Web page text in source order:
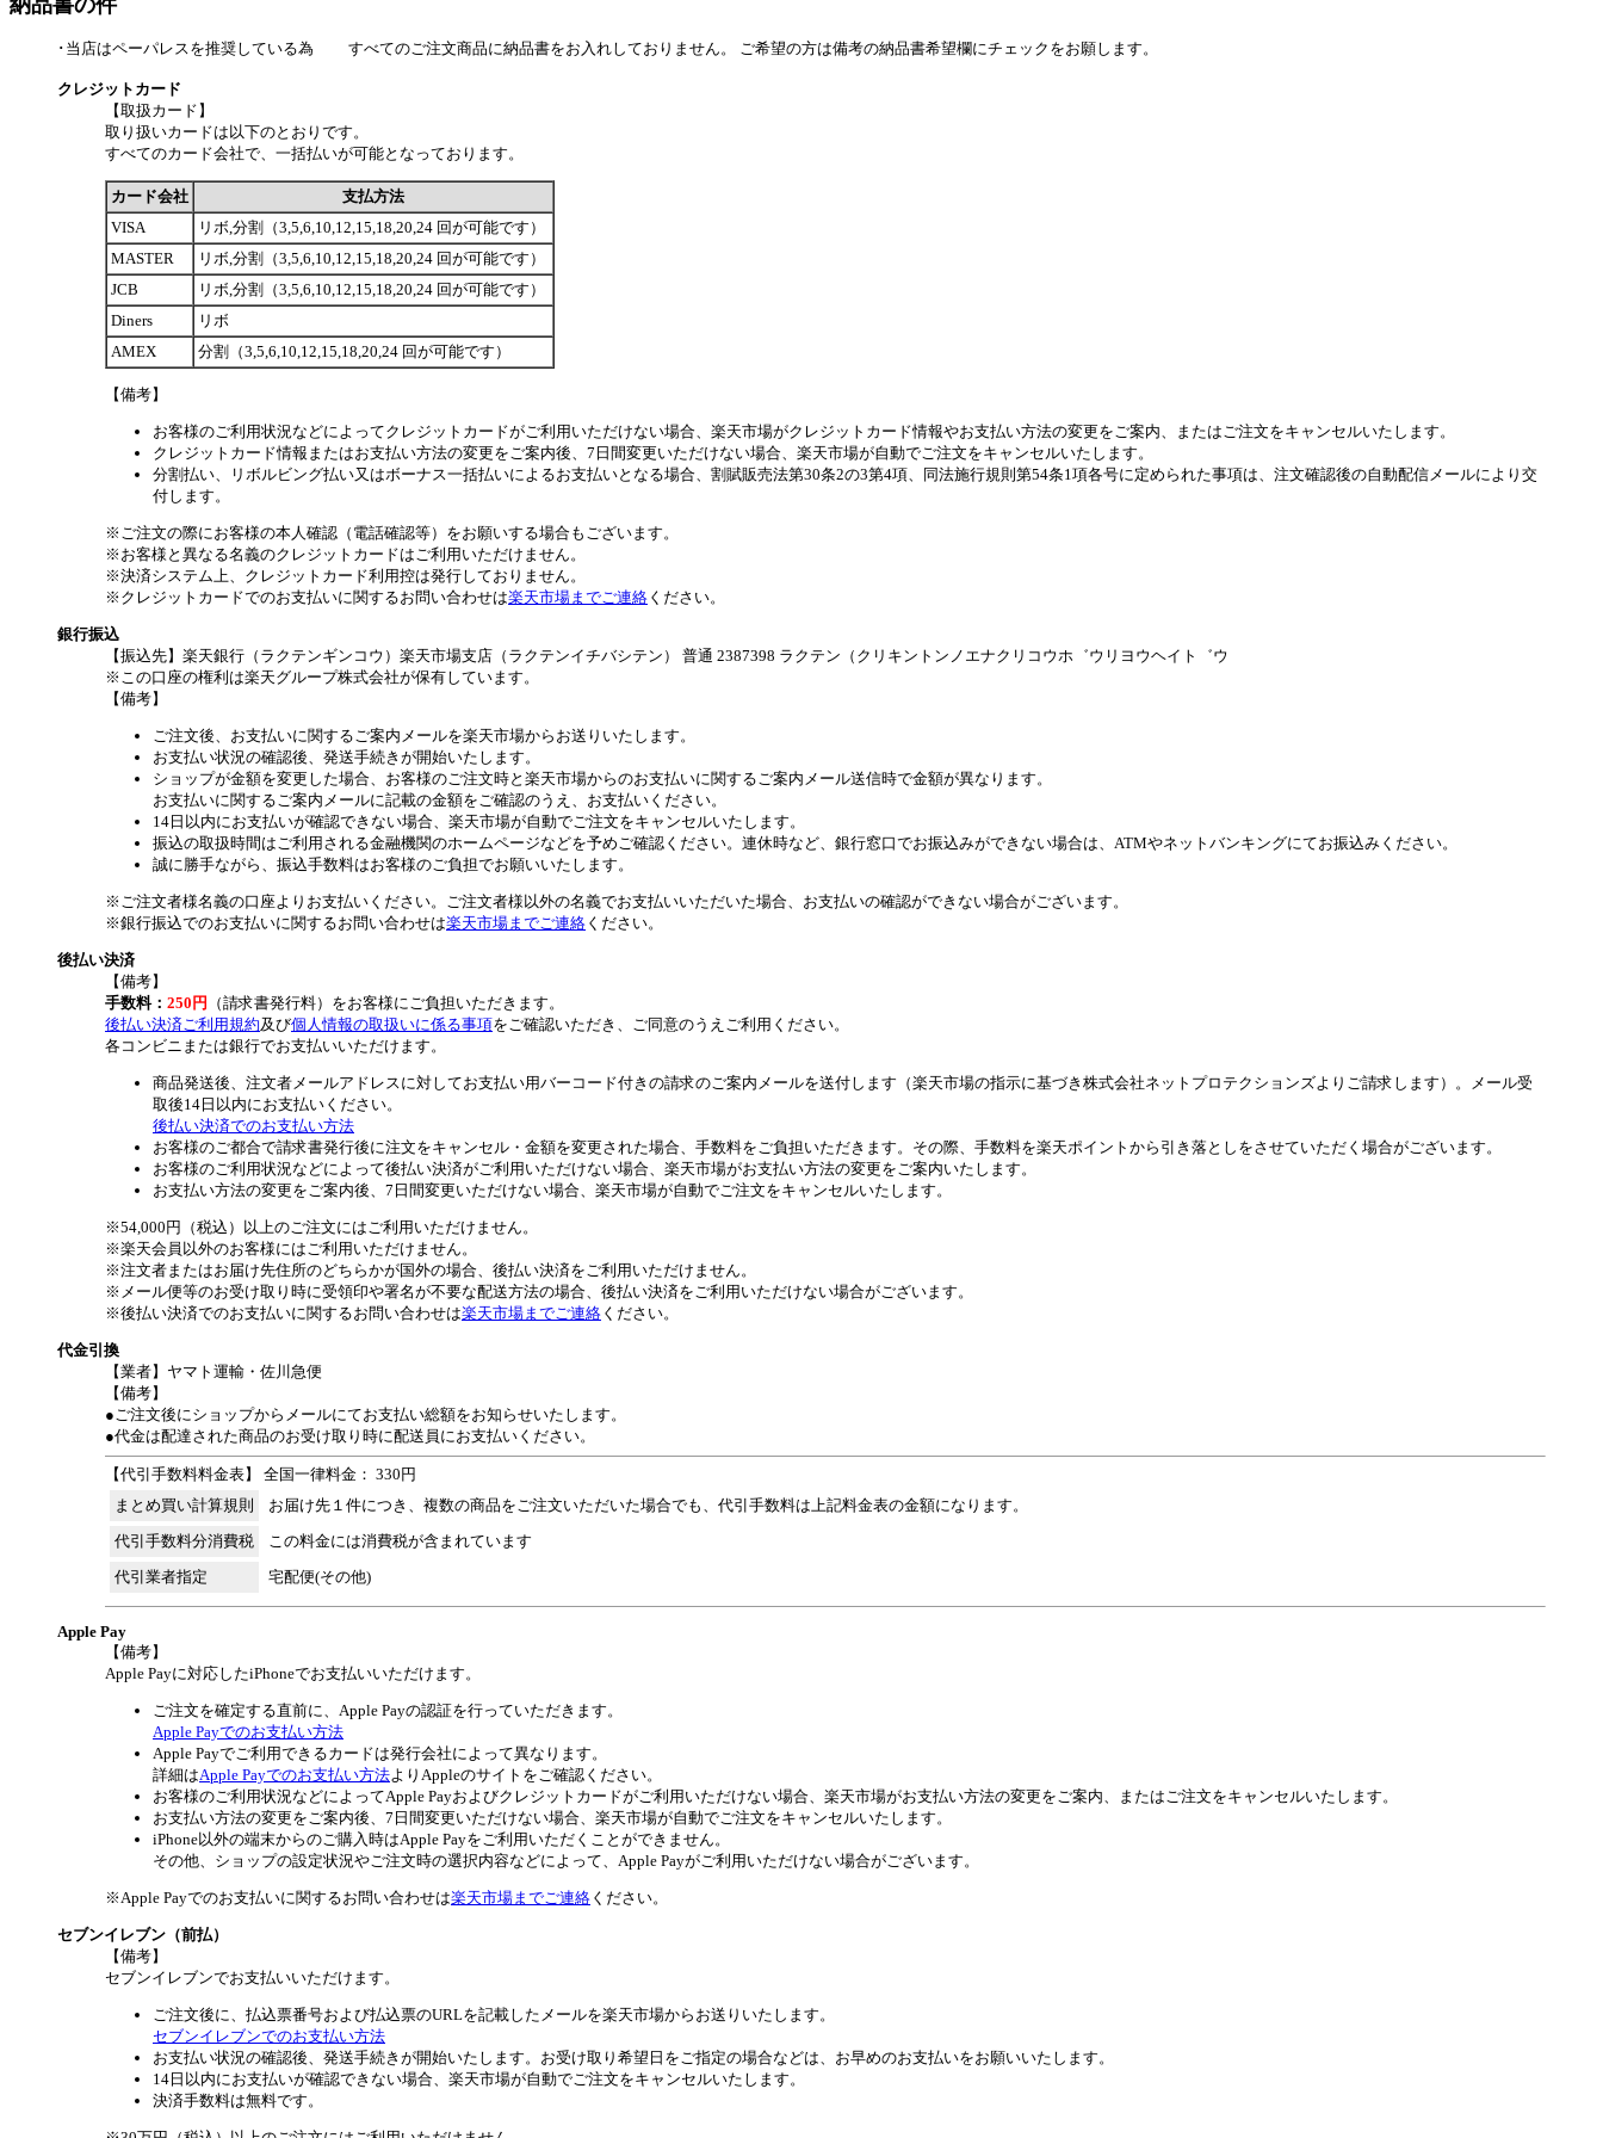
納品書の件
･当店はペーパレスを推奨している為 すべてのご注文商品に納品書をお入れしておりません。 ご希望の方は備考の納品書希望欄にチェックをお願します。
クレジットカード
【取扱カード】
取り扱いカードは以下のとおりです。
すべてのカード会社で、一括払いが可能となっております。
カード会社
支払方法
VISA
リボ,分割（3,5,6,10,12,15,18,20,24 回が可能です）
MASTER
リボ,分割（3,5,6,10,12,15,18,20,24 回が可能です）
JCB
リボ,分割（3,5,6,10,12,15,18,20,24 回が可能です）
Diners
リボ
AMEX
分割（3,5,6,10,12,15,18,20,24 回が可能です）
【備考】
お客様のご利用状況などによってクレジットカードがご利用いただけない場合、楽天市場がクレジットカード情報やお支払い方法の変更をご案内、またはご注文をキャンセルいたします。
クレジットカード情報またはお支払い方法の変更をご案内後、7日間変更いただけない場合、楽天市場が自動でご注文をキャンセルいたします。
分割払い、リボルビング払い又はボーナス一括払いによるお支払いとなる場合、割賦販売法第30条2の3第4項、同法施行規則第54条1項各号に定められた事項は、注文確認後の自動配信メールにより交
付します。
※ご注文の際にお客様の本人確認（電話確認等）をお願いする場合もございます。
※お客様と異なる名義のクレジットカードはご利用いただけません。
※決済システム上、クレジットカード利用控は発行しておりません。
※クレジットカードでのお支払いに関するお問い合わせは楽天市場までご連絡 ください。
銀行振込
【振込先】楽天銀行（ラクテンギンコウ）楽天市場支店（ラクテンイチバシテン） 普通 2387398 ラクテン（クリキントンノエナクリコウホ゛ウリヨウヘイト゛ウ
※この口座の権利は楽天グループ株式会社が保有しています。
【備考】
ご注文後、お支払いに関するご案内メールを楽天市場からお送りいたします。
お支払い状況の確認後、発送手続きが開始いたします。
ショップが金額を変更した場合、お客様のご注文時と楽天市場からのお支払いに関するご案内メール送信時で金額が異なります。
お支払いに関するご案内メールに記載の金額をご確認のうえ、お支払いください。
14日以内にお支払いが確認できない場合、楽天市場が自動でご注文をキャンセルいたします。
振込の取扱時間はご利用される金融機関のホームページなどを予めご確認ください。連休時など、銀行窓口でお振込みができない場合は、ATMやネットバンキングにてお振込みください。
誠に勝手ながら、振込手数料はお客様のご負担でお願いいたします。
※ご注文者様名義の口座よりお支払いください。ご注文者様以外の名義でお支払いいただいた場合、お支払いの確認ができない場合がございます。
※銀行振込でのお支払いに関するお問い合わせは楽天市場までご連絡 ください。
後払い決済
【備考】
手数料： 250円
（請求書発行料）をお客様にご負担いただきます。
後払い決済ご利用規約及び個人情報の取扱いに係る事項をご確認いただき、ご同意のうえご利用ください。
各コンビニまたは銀行でお支払いいただけます。
商品発送後、注文者メールアドレスに対してお支払い用バーコード付きの請求のご案内メールを送付します（楽天市場の指示に基づき株式会社ネットプロテクションズよりご請求します）。メール受
取後14日以内にお支払いください。
後払い決済でのお支払い方法
お客様のご都合で請求書発行後に注文をキャンセル・金額を変更された場合、手数料をご負担いただきます。その際、手数料を楽天ポイントから引き落としをさせていただく場合がございます。
お客様のご利用状況などによって後払い決済がご利用いただけない場合、楽天市場がお支払い方法の変更をご案内いたします。
お支払い方法の変更をご案内後、7日間変更いただけない場合、楽天市場が自動でご注文をキャンセルいたします。
※54,000円（税込）以上のご注文にはご利用いただけません。
※楽天会員以外のお客様にはご利用いただけません。
※注文者またはお届け先住所のどちらかが国外の場合、後払い決済をご利用いただけません。
※メール便等のお受け取り時に受領印や署名が不要な配送方法の場合、後払い決済をご利用いただけない場合がございます。
※後払い決済でのお支払いに関するお問い合わせは楽天市場までご連絡 ください。
代金引換
【業者】ヤマト運輸・佐川急便
【備考】
●ご注文後にショップからメールにてお支払い総額をお知らせいたします。
●代金は配達された商品のお受け取り時に配送員にお支払いください。
【代引手数料料金表】 全国一律料金： 330円
まとめ買い計算規則
お届け先１件につき、複数の商品をご注文いただいた場合でも、代引手数料は上記料金表の金額になります。
代引手数料分消費税
この料金には消費税が含まれています
代引業者指定
宅配便(その他)
Apple Pay
【備考】
Apple Payに対応したiPhoneでお支払いいただけます。
ご注文を確定する直前に、Apple Payの認証を行っていただきます。
Apple Payでのお支払い方法
Apple Payでご利用できるカードは発行会社によって異なります。
詳細はApple Payでのお支払い方法よりAppleのサイトをご確認ください。
お客様のご利用状況などによってApple Payおよびクレジットカードがご利用いただけない場合、楽天市場がお支払い方法の変更をご案内、またはご注文をキャンセルいたします。
お支払い方法の変更をご案内後、7日間変更いただけない場合、楽天市場が自動でご注文をキャンセルいたします。
iPhone以外の端末からのご購入時はApple Payをご利用いただくことができません。
その他、ショップの設定状況やご注文時の選択内容などによって、Apple Payがご利用いただけない場合がございます。
※Apple Payでのお支払いに関するお問い合わせは楽天市場までご連絡 ください。
セブンイレブン（前払）
【備考】
セブンイレブンでお支払いいただけます。
ご注文後に、払込票番号および払込票のURLを記載したメールを楽天市場からお送りいたします。
セブンイレブンでのお支払い方法
お支払い状況の確認後、発送手続きが開始いたします。お受け取り希望日をご指定の場合などは、お早めのお支払いをお願いいたします。
14日以内にお支払いが確認できない場合、楽天市場が自動でご注文をキャンセルいたします。
決済手数料は無料です。